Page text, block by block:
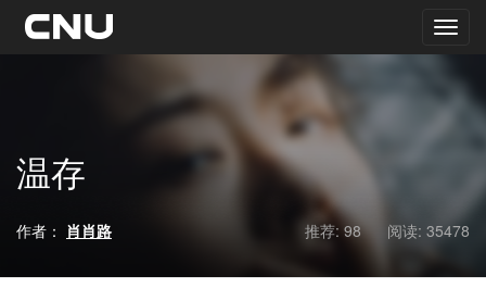
温存
作者： 肖肖路 推荐: 98 阅读: 35478